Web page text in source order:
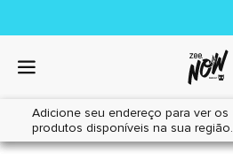
Adicione seu endereço para ver os
produtos disponíveis na sua região.
Home|Gatos|Farmácia